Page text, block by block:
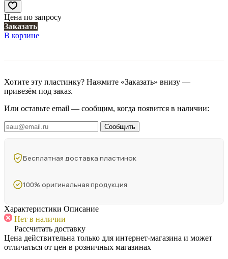
Цена по запросу
Заказать
В корзине
Хотите эту пластинку? Нажмите «Заказать» внизу —
привезём под заказ.
Или оставьте email — сообщим, когда появится в наличии:
Сообщить
Бесплатная доставка пластинок
100% оригинальная продукция
Характеристики Описание
Нет в наличии
Рассчитать доставку
Цена действительна только для интернет-магазина и может
отличаться от цен в розничных магазинах